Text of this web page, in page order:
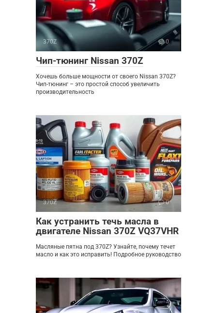
370Z 0
Чип-тюнинг Nissan 370Z
Хочешь больше мощности от своего Nissan 370Z?
Чип-тюнинг – это простой способ увеличить
производительность
370Z 0
Как устранить течь масла в
двигателе Nissan 370Z VQ37VHR
Масляные пятна под 370Z? Узнайте, почему течет
масло и как это исправить! Подробное руководство